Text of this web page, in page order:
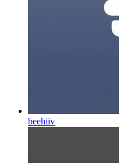
beehiiv